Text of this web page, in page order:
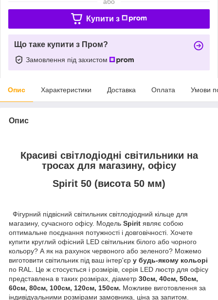
Купити з
Що таке купити з Пром?
Замовлення під захистом
Опис Характеристики Доставка Оплата Умови
Опис
Красиві світлодіодні світильники на
тросах для магазину, офісу
Spirit 50 (висота 50 мм)
Фігурний підвісний світильник світлодіодний кільце для
магазину, сучасного офісу. Модель Spirit являє собою
оптимальне поєднання потужності і довговічності. Хочете
купити круглий офісний LED світильник білого або чорного
кольору? А як на рахунок червоного або зеленого? Можемо
виготовити світильник під ваш інтер'єр у будь-якому кольорі
по RAL. Це ж стосується і розмірів, серія LED люстр для офісу
представлена в таких розмірах, діаметр 30см, 40см, 50см,
60см, 80см, 100см, 120см, 150см. Можливе виготовлення за
індивідуальними розмірами замовника, ціна за запитом.